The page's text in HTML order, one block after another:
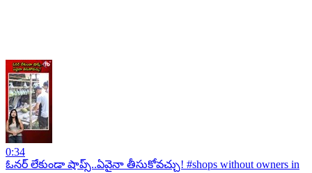
0:34
ఓనర్ లేకుండా షాప్స్..ఏవైనా తీసుకోవచ్చు! #shops without owners in